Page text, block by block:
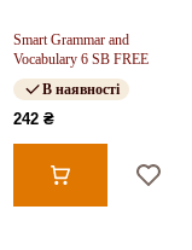
Smart Grammar and
Vocabulary 6 SB FREE
В наявності
242 ₴